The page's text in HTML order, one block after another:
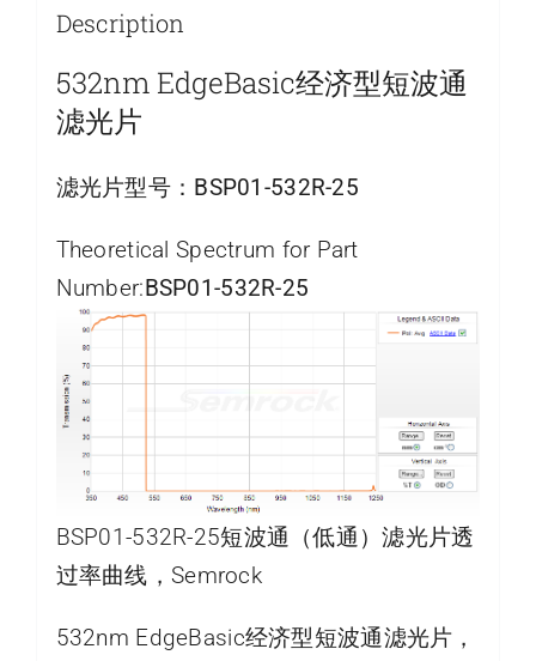
Description
532nm EdgeBasic经济型短波通
滤光片
滤光片型号： BSP01-532R-25
Theoretical Spectrum for Part
Number:BSP01-532R-25
BSP01-532R-25短波通（低通）滤光片透
过率曲线，Semrock
532nm EdgeBasic经济型短波通滤光片，